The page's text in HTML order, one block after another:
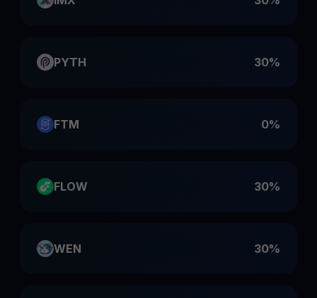
PYTH 30%
FTM 0%
FLOW 30%
WEN 30%